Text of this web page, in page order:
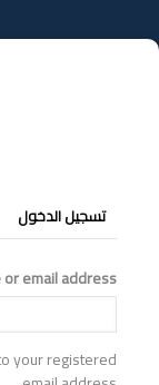
إلى
المحتوى
التبويبات
الأساسية
تسجيل الدخول
email address
your registered